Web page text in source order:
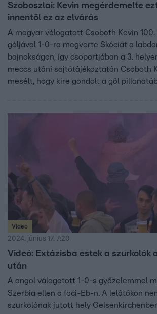
Szoboszlai: Kevin megérdemelte
innentől ez az elvárás
A magyar válogatott Csoboth Kevin
góljával 1-0-ra megverte Skóciát a
bajnokságon, így csoportjában a 3.
meccs utáni sajtótájékoztatón Csoboth
mesélt, hogy kire gondolt a gól
segítségére. A csapat több tagja is
Videó
2024. június 17. 7:20
Videó: Extázisba estek a szurkolók
után
A angol válogatott 1-0-s győzelemmel
Szerbia ellen a foci-Eb-n. A lelátókon
szurkolónak jutott hely